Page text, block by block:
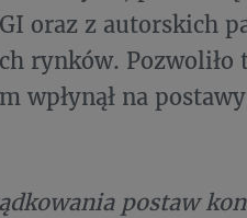
oraz z autorskich
rynków. Pozwoliło
wpłynął na
postaw